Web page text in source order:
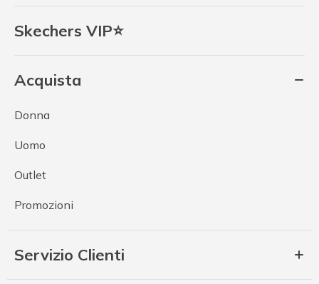
Skechers VIP⭐
Acquista
Donna
Uomo
Outlet
Promozioni
Servizio Clienti